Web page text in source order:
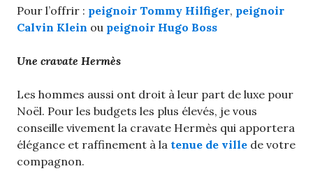
Pour l’offrir : peignoir Tommy Hilfiger, peignoir
Calvin Klein ou peignoir Hugo Boss
Une cravate Hermès
Les hommes aussi ont droit à leur part de luxe pour
Noël. Pour les budgets les plus élevés, je vous
conseille vivement la cravate Hermès qui apportera
élégance et raffinement à la tenue de ville de votre
compagnon.